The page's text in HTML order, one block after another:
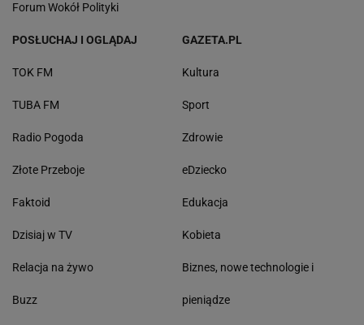
Forum Wokół Polityki
POSŁUCHAJ I OGLĄDAJ
TOK FM
TUBA FM
Radio Pogoda
Złote Przeboje
Faktoid
Dzisiaj w TV
Relacja na żywo
Buzz
GAZETA.PL
Kultura
Sport
Zdrowie
eDziecko
Edukacja
Kobieta
Biznes, nowe technologie i
pieniądze